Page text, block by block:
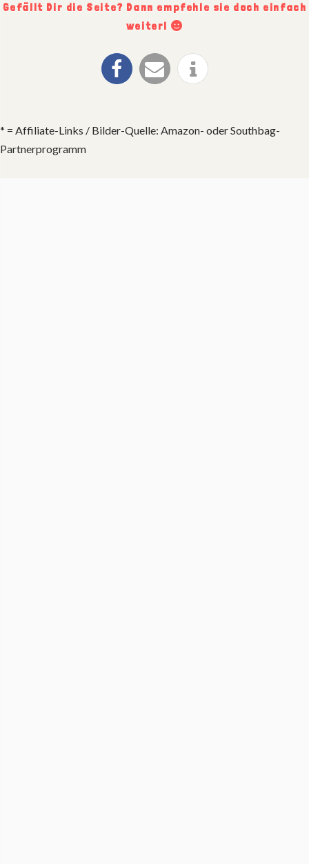
Gefällt Dir die Seite? Dann empfehle sie doch einfach
weiter!
* = Affiliate-Links / Bilder-Quelle: Amazon- oder Southbag-
Partnerprogramm